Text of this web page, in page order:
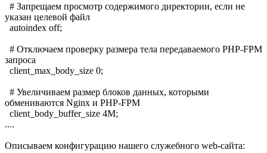
# Запрещаем просмотр содержимого директории, если не
указан целевой файл
autoindex off;
# Отключаем проверку размера тела передаваемого PHP-FPM
запроса
client_max_body_size 0;
# Увеличиваем размер блоков данных, которыми
обмениваются Nginx и PHP-FPM
client_body_buffer_size 4M;
....
Описываем конфигурацию нашего служебного web-сайта: